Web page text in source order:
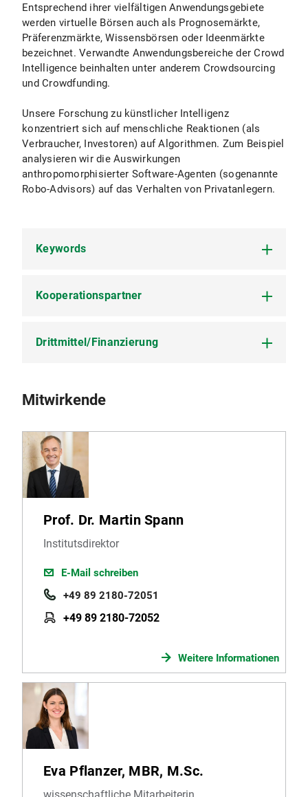
Entsprechend ihrer vielfältigen Anwendungsgebiete
werden virtuelle Börsen auch als Prognosemärkte,
Präferenzmärkte, Wissensbörsen oder Ideenmärkte
bezeichnet. Verwandte Anwendungsbereiche der Crowd
Intelligence beinhalten unter anderem Crowdsourcing
und Crowdfunding.
Unsere Forschung zu künstlicher Intelligenz
konzentriert sich auf menschliche Reaktionen (als
Verbraucher, Investoren) auf Algorithmen. Zum Beispiel
analysieren wir die Auswirkungen
anthropomorphisierter Software-Agenten (sogenannte
Robo-Advisors) auf das Verhalten von Privatanlegern.
Keywords
Knowledge Stock Exchanges
Idea Markets
New Product Development
Konsumentenreaktionen auf Algorithmen
Anthropomorphized Agenten
Robo-Advisors
Kooperationspartner
The Martin Agency
Hollywood Stock Exchange (HSX)
T-Mobile
Qualcomm
Drittmittel/Finanzierung
Mitwirkende
Prof. Dr. Martin Spann
Institutsdirektor
E-Mail schreiben
+49 89 2180-72051
+49 89 2180-72052
Weitere Informationen
Eva Pflanzer, MBR, M.Sc.